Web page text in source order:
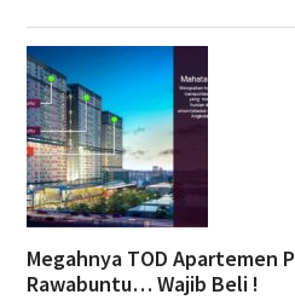
Megahnya TOD Apartemen
Rawabuntu… Wajib Beli !